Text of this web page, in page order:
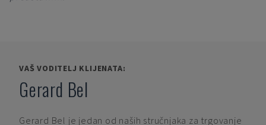
VAŠ VODITELJ KLIJENATA:
Gerard Bel
Gerard Bel je jedan od naših stručnjaka za trgovanje